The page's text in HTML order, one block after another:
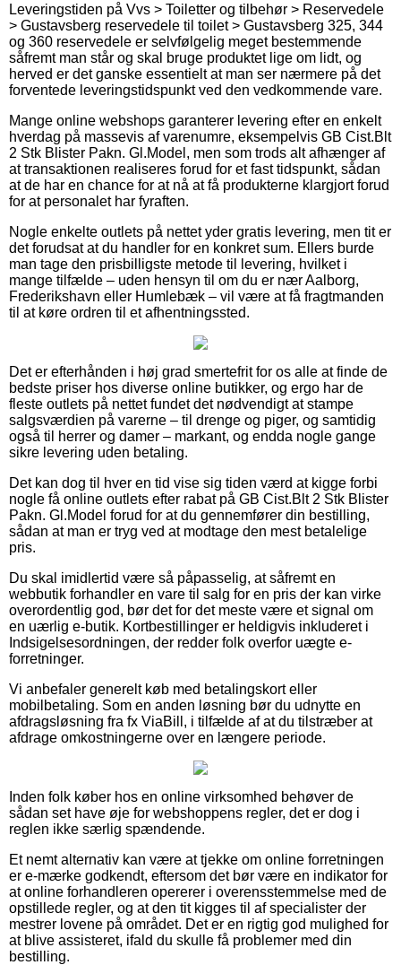
Leveringstiden på Vvs > Toiletter og tilbehør > Reservedele
> Gustavsberg reservedele til toilet > Gustavsberg 325, 344
og 360 reservedele er selvfølgelig meget bestemmende
såfremt man står og skal bruge produktet lige om lidt, og
herved er det ganske essentielt at man ser nærmere på det
forventede leveringstidspunkt ved den vedkommende vare.
Mange online webshops garanterer levering efter en enkelt
hverdag på massevis af varenumre, eksempelvis GB Cist.Blt
2 Stk Blister Pakn. Gl.Model, men som trods alt afhænger af
at transaktionen realiseres forud for et fast tidspunkt, sådan
at de har en chance for at nå at få produkterne klargjort forud
for at personalet har fyraften.
Nogle enkelte outlets på nettet yder gratis levering, men tit er
det forudsat at du handler for en konkret sum. Ellers burde
man tage den prisbilligste metode til levering, hvilket i
mange tilfælde – uden hensyn til om du er nær Aalborg,
Frederikshavn eller Humlebæk – vil være at få fragtmanden
til at køre ordren til et afhentningssted.
Det er efterhånden i høj grad smertefrit for os alle at finde de
bedste priser hos diverse online butikker, og ergo har de
fleste outlets på nettet fundet det nødvendigt at stampe
salgsværdien på varerne – til drenge og piger, og samtidig
også til herrer og damer – markant, og endda nogle gange
sikre levering uden betaling.
Det kan dog til hver en tid vise sig tiden værd at kigge forbi
nogle få online outlets efter rabat på GB Cist.Blt 2 Stk Blister
Pakn. Gl.Model forud for at du gennemfører din bestilling,
sådan at man er tryg ved at modtage den mest betalelige
pris.
Du skal imidlertid være så påpasselig, at såfremt en
webbutik forhandler en vare til salg for en pris der kan virke
overordentlig god, bør det for det meste være et signal om
en uærlig e-butik. Kortbestillinger er heldigvis inkluderet i
Indsigelsesordningen, der redder folk overfor uægte e-
forretninger.
Vi anbefaler generelt køb med betalingskort eller
mobilbetaling. Som en anden løsning bør du udnytte en
afdragsløsning fra fx ViaBill, i tilfælde af at du tilstræber at
afdrage omkostningerne over en længere periode.
Inden folk køber hos en online virksomhed behøver de
sådan set have øje for webshoppens regler, det er dog i
reglen ikke særlig spændende.
Et nemt alternativ kan være at tjekke om online forretningen
er e-mærke godkendt, eftersom det bør være en indikator for
at online forhandleren opererer i overensstemmelse med de
opstillede regler, og at den tit kigges til af specialister der
mestrer lovene på området. Det er en rigtig god mulighed for
at blive assisteret, ifald du skulle få problemer med din
bestilling.